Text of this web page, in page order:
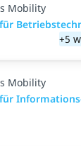
Mobility
+5
Mobility